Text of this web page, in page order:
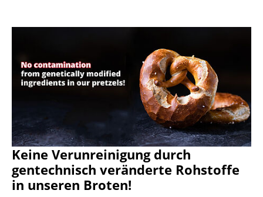
Keine Verunreinigung durch
gentechnisch veränderte Rohstoffe
in unseren Broten!